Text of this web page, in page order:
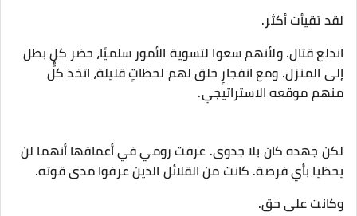
لقد تقيأت أكثر.
اندلع قتال. ولأنهم سعوا لتسوية الأمور سلميًا، حضر كل بطل
إلى المنزل. ومع انفجارٍ خلق لهم لحظاتٍ قليلة، اتخذ كلٌّ
منهم موقعه الاستراتيجي.
لكن جهده كان بلا جدوى. عرفت رومي في أعماقها أنهما لن
يحظيا بأي فرصة. كانت من القلائل الذين عرفوا مدى قوته.
وكانت على حق.